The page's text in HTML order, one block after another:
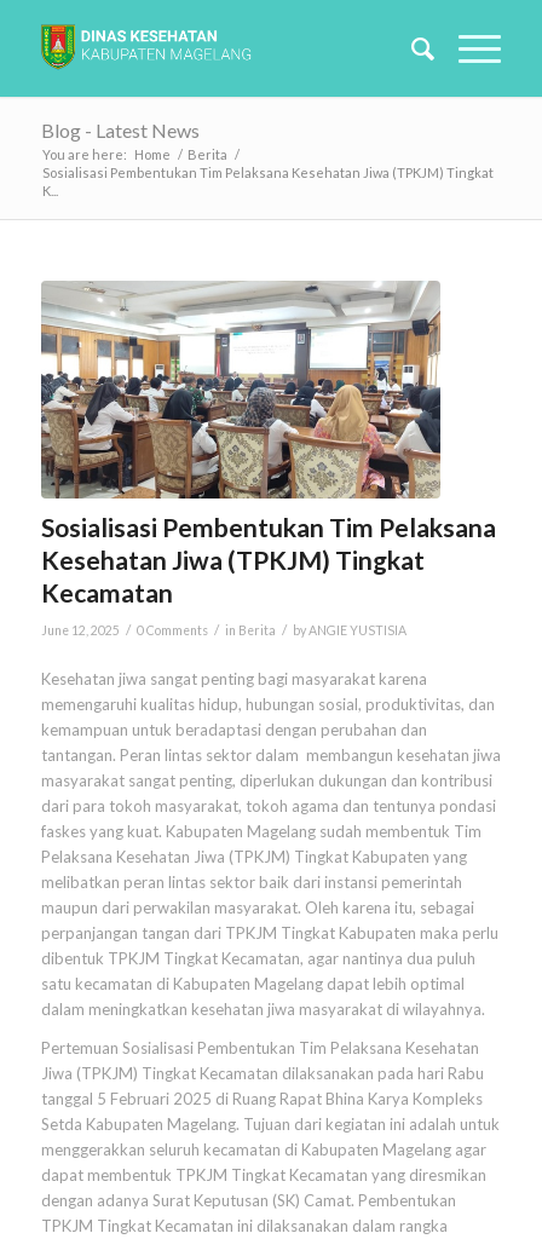
Blog - Latest News
You are here: Home / Berita /
Sosialisasi Pembentukan Tim Pelaksana Kesehatan Jiwa (TPKJM) Tingkat
K...
Sosialisasi Pembentukan Tim Pelaksana
Kesehatan Jiwa (TPKJM) Tingkat
Kecamatan
June 12, 2025 / 0 Comments / in Berita / byANGIE YUSTISIA
Kesehatan jiwa sangat penting bagi masyarakat karena
memengaruhi kualitas hidup, hubungan sosial, produktivitas, dan
kemampuan untuk beradaptasi dengan perubahan dan
tantangan. Peran lintas sektor dalam membangun kesehatan jiwa
masyarakat sangat penting, diperlukan dukungan dan kontribusi
dari para tokoh masyarakat, tokoh agama dan tentunya pondasi
faskes yang kuat. Kabupaten Magelang sudah membentuk Tim
Pelaksana Kesehatan Jiwa (TPKJM) Tingkat Kabupaten yang
melibatkan peran lintas sektor baik dari instansi pemerintah
maupun dari perwakilan masyarakat. Oleh karena itu, sebagai
perpanjangan tangan dari TPKJM Tingkat Kabupaten maka perlu
dibentuk TPKJM Tingkat Kecamatan, agar nantinya dua puluh
satu kecamatan di Kabupaten Magelang dapat lebih optimal
dalam meningkatkan kesehatan jiwa masyarakat di wilayahnya.
Pertemuan Sosialisasi Pembentukan Tim Pelaksana Kesehatan
Jiwa (TPKJM) Tingkat Kecamatan dilaksanakan pada hari Rabu
tanggal 5 Februari 2025 di Ruang Rapat Bhina Karya Kompleks
Setda Kabupaten Magelang. Tujuan dari kegiatan ini adalah untuk
menggerakkan seluruh kecamatan di Kabupaten Magelang agar
dapat membentuk TPKJM Tingkat Kecamatan yang diresmikan
dengan adanya Surat Keputusan (SK) Camat. Pembentukan
TPKJM Tingkat Kecamatan ini dilaksanakan dalam rangka